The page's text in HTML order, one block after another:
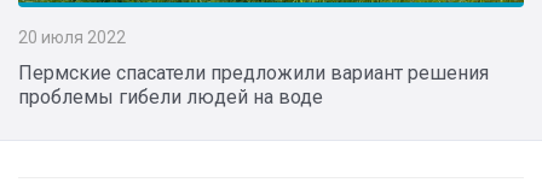
20 июля 2022
Пермские спасатели предложили вариант решения
проблемы гибели людей на воде